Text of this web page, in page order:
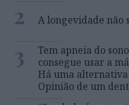
2 A longevidade não
3
Tem apneia do
consegue usar a
Há uma
Opinião de um